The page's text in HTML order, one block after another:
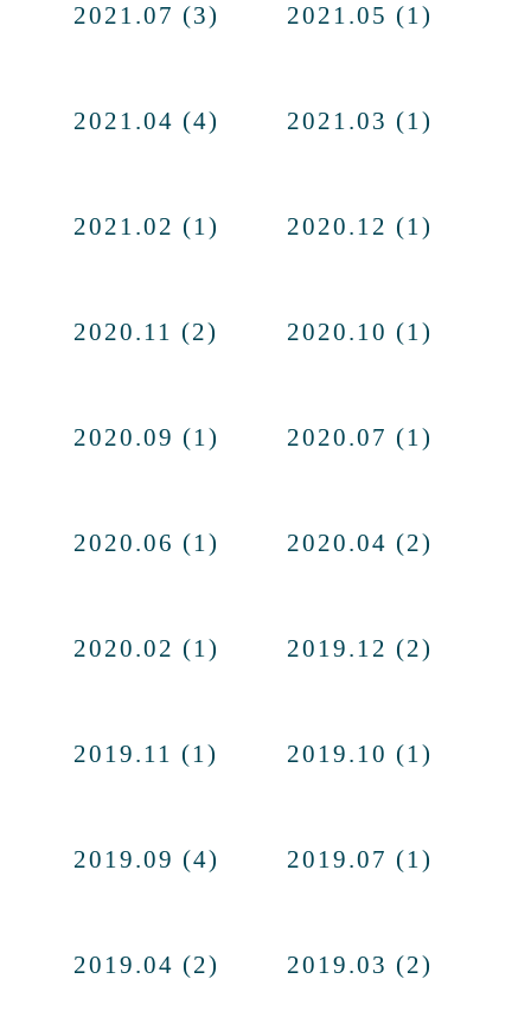
2021.07 (3) 2021.05 (1)
2021.04 (4) 2021.03 (1)
2021.02 (1) 2020.12 (1)
2020.11 (2) 2020.10 (1)
2020.09 (1) 2020.07 (1)
2020.06 (1) 2020.04 (2)
2020.02 (1) 2019.12 (2)
2019.11 (1) 2019.10 (1)
2019.09 (4) 2019.07 (1)
2019.04 (2) 2019.03 (2)